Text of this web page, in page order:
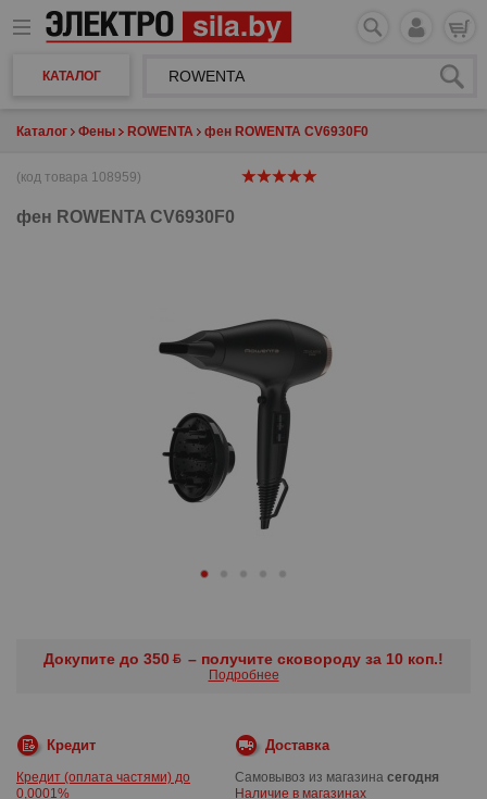
КАТАЛОГ
Каталог Фены ROWENTA фен ROWENTA CV6930F0
(код товара 108959)
фен ROWENTA CV6930F0
Докупите до 350 – получите сковороду за 10 коп.!
Подробнее
Кредит
Кредит (оплата частями) до
0,0001%
Доставка
Самовывоз из магазина сегодня
Наличие в магазинах